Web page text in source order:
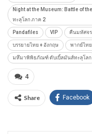
Night at the Museum: Battle of
ทะลุโลก ภาค 2
Pandafiles VIP คืนมหัศจ
บรรยายไทย + อังกฤษ พากย์ไทย
มหึมาพิพิธภัณฑ์ ดับเบิ้ลมันส์ทะลุโลก
4
Share Facebook